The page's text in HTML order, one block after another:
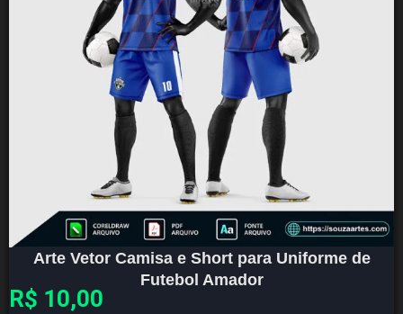
Arte Vetor Camisa e Short para Uniforme de
Futebol Amador
R$ 10,00